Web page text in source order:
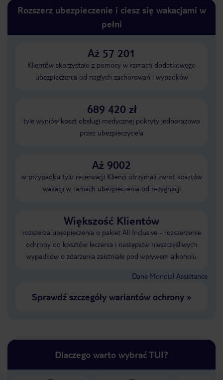
Rozszerz ubezpieczenie i ciesz się wakacjami w
pełni
Aż 57 201
Klientów skorzystało z pomocy w ramach dodatkowego
ubezpieczenia od nagłych zachorowań i wypadków
689 420 zł
tyle wyniósł koszt obsługi medycznej pokryty jednorazowo
przez ubezpieczyciela
Aż 9002
w przypadku tylu rezerwacji Klienci otrzymali zwrot kosztów
wakacji w ramach ubezpieczenia od rezygnacji
Większość Klientów
rozszerza ubezpieczenia o pakiet All Inclusive - rozszerzenie
ochrony od kosztów leczenia i następstw nieszczęśliwych
wypadków o zdarzenia zaistniałe pod wpływem alkoholu
Dane Mondial Assistance
Sprawdź szczegóły wariantów ochrony»
Dlaczego warto wybrać TUI?